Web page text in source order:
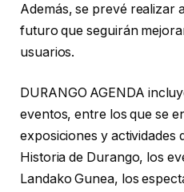
Además, se prevé realizar
futuro que seguirán
usuarios.
DURANGO AGENDA
eventos, entre los que se
exposiciones y actividades
Historia de Durango, los
Landako Gunea, los